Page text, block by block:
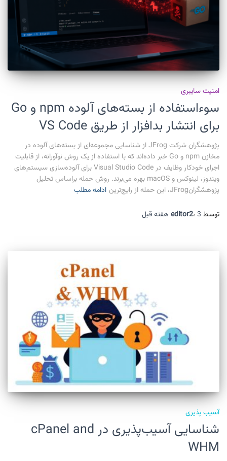
امنیت سایبری
سوءاستفاده از بسته‌های آلوده npm و Go
برای انتشار بدافزار از طریق VS Code
پژوهشگران شرکت JFrog از شناسایی مجموعه‌ای از بسته‌های آلوده در
مخازن npm و Go خبر داده‌اند که با استفاده از یک روش نوآورانه، از قابلیت
اجرای خودکار وظایف در Visual Studio Code برای آلوده‌سازی سیستم‌های
ویندوز، لینوکس و macOS بهره می‌برند. روش حمله براساس تحلیل
پژوهشگرانJFrog، این حمله از رایج‌ترین
ادامه مطلب
توسط editor2، 3 هفته قبل
آسیب پذیری
شناسایی آسیب‌پذیری در cPanel and
WHM